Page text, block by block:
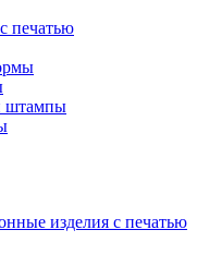
печатью
штампы
изделия с печатью